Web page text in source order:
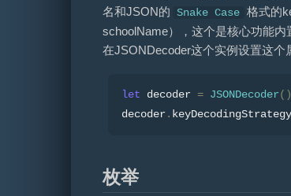
名和JSON的 Snake Case 格式的
schoolName），这个是核心功能
在JSONDecoder这个实例设置这个
let decoder = JSONDecoder()
decoder. keyDecodingStrategy
枚举